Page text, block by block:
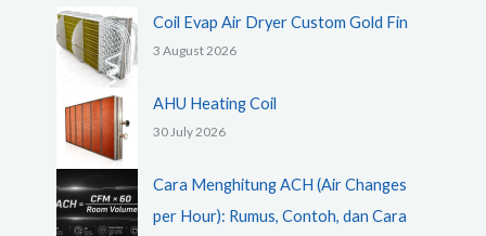
Coil Evap Air Dryer Custom Gold Fin
3 August 2026
AHU Heating Coil
30 July 2026
Cara Menghitung ACH (Air Changes
per Hour): Rumus, Contoh, dan Cara